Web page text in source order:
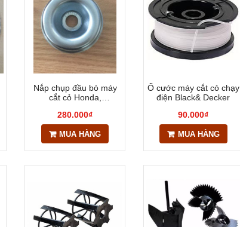
Nắp chụp đầu bò máy
cắt cỏ Honda,
280.000₫
MUA HÀNG
Ổ cước máy cắt cỏ chạy
điện Black& Decker
90.000₫
MUA HÀNG